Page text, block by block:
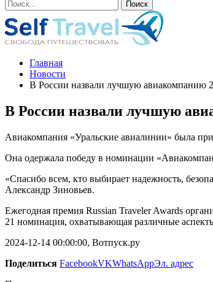
Главная
Новости
В России назвали лучшую авиакомпанию
В России назвали лучшую
Авиакомпания «Уральские авиалинии» была
Она одержала победу в номинации
«Спасибо всем, кто выбирает надежность,
Александр Зиновьев.
Ежегодная премия Russian Traveler Awards
21 номинация, охватывающая различные
2024-12-14 00:00:00, Вотпуск.ру
Поделиться FacebookVKWhatsAppЭл. адрес